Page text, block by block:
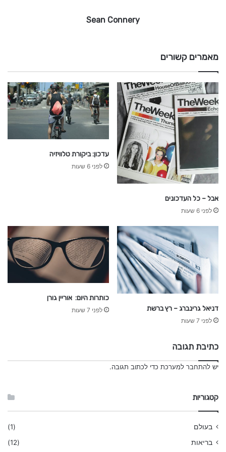
Sean Connery
מאמרים קשורים
אבל – כל העדכונים
לפני 6 שעות
עדכון: ביקורת טלוויזיה
לפני 6 שעות
דניאל גרינברג – רץ ברשת
לפני 7 שעות
כותרות היום: אוריין גורן
לפני 7 שעות
כתיבת תגובה
יש להתחבר למערכת כדי לכתוב תגובה.
קטגוריות
בעולם
(1)
בריאות
(12)